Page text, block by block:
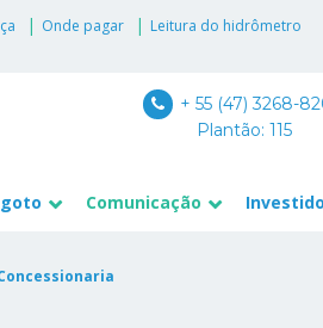
Onde pagar
Leitura do hidrômetro
+ 55 (47) 3268-
Plantão: 115
Comunicação